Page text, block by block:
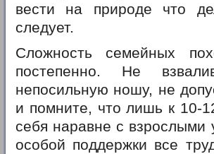
вести на природе что
следует.
Сложность семейных
постепенно. Не
непосильную ношу, не
и помните, что лишь к 10-
себя наравне с взрослыми
особой поддержки все